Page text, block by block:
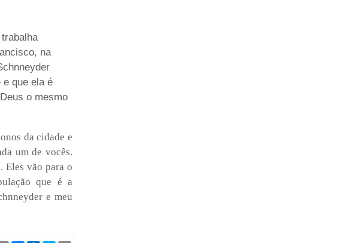
na
e que ela é
o mesmo
da cidade e
um de vocês.
Eles vão para o
que é a
e meu